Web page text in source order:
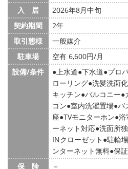
入 居
2026年8月中旬
契約期間
2年
取引態様
一般媒介
駐車場
空有 6,600円/月
設備/条件
上水道 下水道 プロ
ローリング 洗髪洗面
キッチン バルコニー
コン 室内洗濯置場 バ
座 TVモニターホン 浴
ーネット対応 洗面所
INクローゼット 駐輪場
ンターネット無料 保
保 険
－